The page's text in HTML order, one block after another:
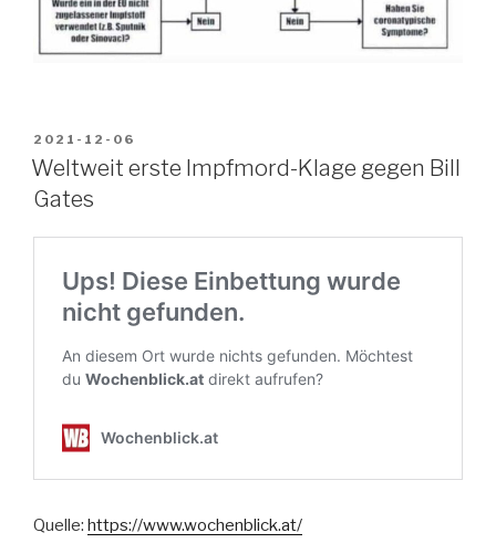
VERÖFFENTLICHT
AM
2021-12-06
Weltweit erste Impfmord-Klage gegen Bill
Gates
Quelle: https://www.wochenblick.at/